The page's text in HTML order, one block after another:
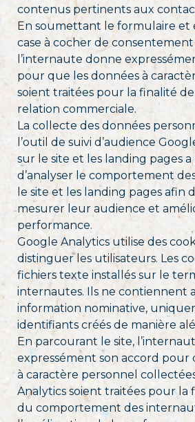
contenus pertinents aux
En soumettant le formulaire et
case à cocher de
l’internaute donne
pour que les données à
soient traitées pour la finalité
relation commerciale.
La collecte des données
l’outil de suivi d’audience
sur le site et les landing pages
d’analyser le comportement
le site et les landing pages afin
mesurer leur audience et
performance.
Google Analytics utilise des
distinguer les utilisateurs. Les
fichiers texte installés sur le
internautes. Ils ne contiennent
information nominative,
identifiants créés de manière
En parcourant le site,
expressément son accord pour
à caractère personnel
Analytics soient traitées pour la
du comportement des